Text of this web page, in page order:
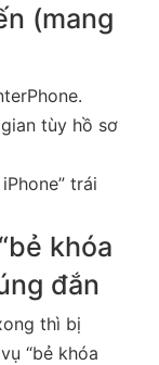
(mang
tùy hồ sơ
trái
khóa
đắn
thì bị
“bẻ khóa